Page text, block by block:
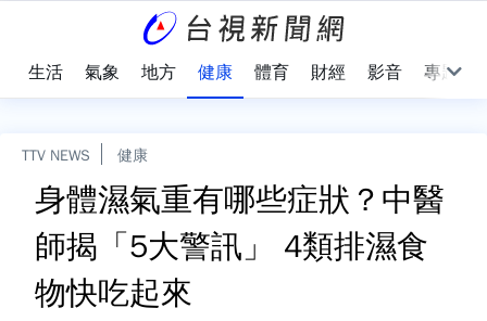
生活 氣象 地方 健康 體育 財經 影音 專題
TTV NEWS 健康
身體濕氣重有哪些症狀？中醫
師揭「5大警訊」 4類排濕食
物快吃起來